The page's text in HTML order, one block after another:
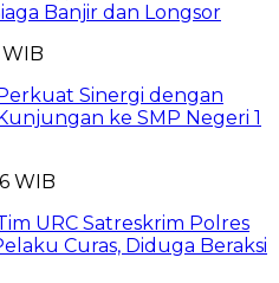
Banjir dan Longsor
Sinergi dengan
ke SMP Negeri 1
WIB
URC Satreskrim Polres
Curas, Diduga Beraksi